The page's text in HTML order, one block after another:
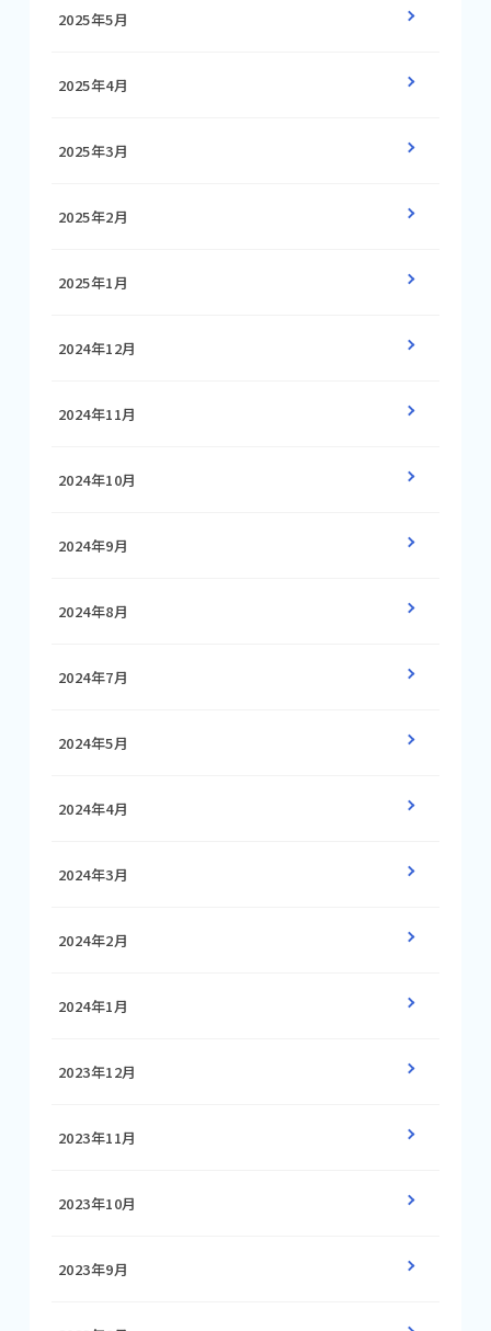
2025年5月
2025年4月
2025年3月
2025年2月
2025年1月
2024年12月
2024年11月
2024年10月
2024年9月
2024年8月
2024年7月
2024年5月
2024年4月
2024年3月
2024年2月
2024年1月
2023年12月
2023年11月
2023年10月
2023年9月